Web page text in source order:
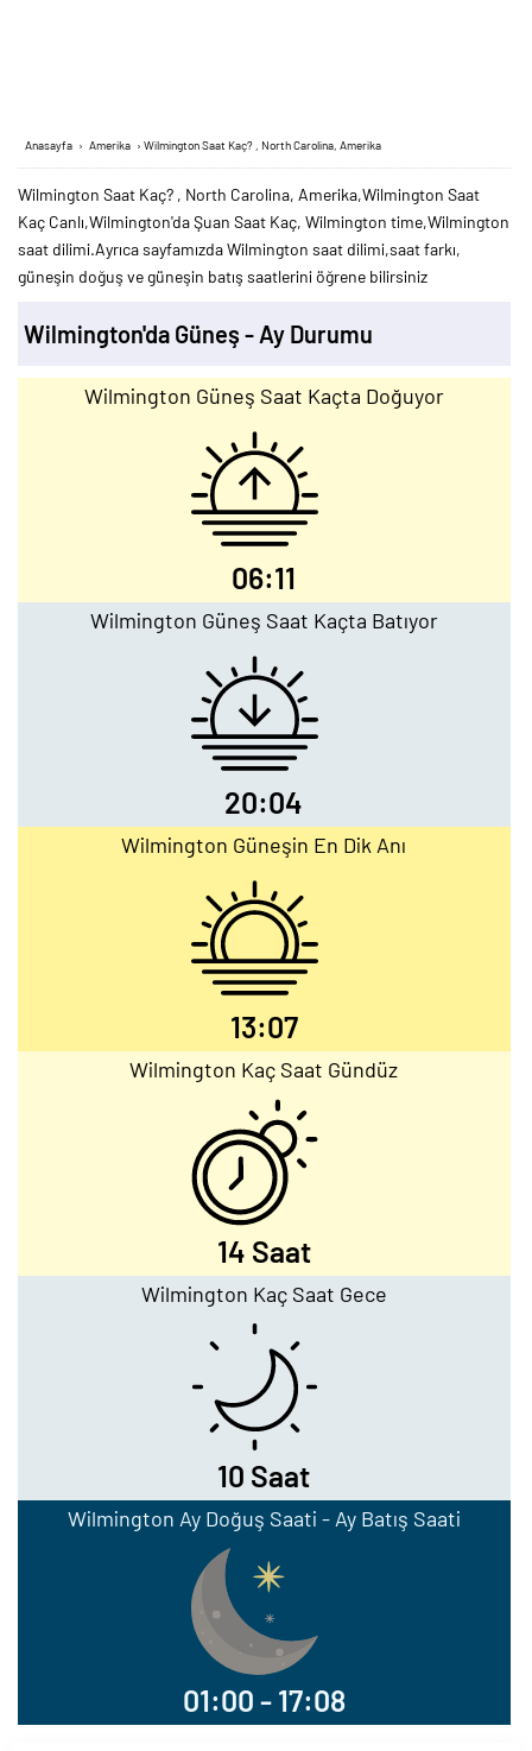
Anasayfa › Amerika › Wilmington Saat Kaç? , North Carolina, Amerika
Wilmington Saat Kaç? , North Carolina, Amerika,Wilmington Saat
Kaç Canlı,Wilmington'da Şuan Saat Kaç, Wilmington time,Wilmington
saat dilimi.Ayrıca sayfamızda Wilmington saat dilimi,saat farkı,
güneşin doğuş ve güneşin batış saatlerini öğrene bilirsiniz
Wilmington'da Güneş - Ay Durumu
Wilmington Güneş Saat Kaçta Doğuyor
06:11
Wilmington Güneş Saat Kaçta Batıyor
20:04
Wilmington Güneşin En Dik Anı
13:07
Wilmington Kaç Saat Gündüz
14 Saat
Wilmington Kaç Saat Gece
10 Saat
Wilmington Ay Doğuş Saati - Ay Batış Saati
01:00 - 17:08